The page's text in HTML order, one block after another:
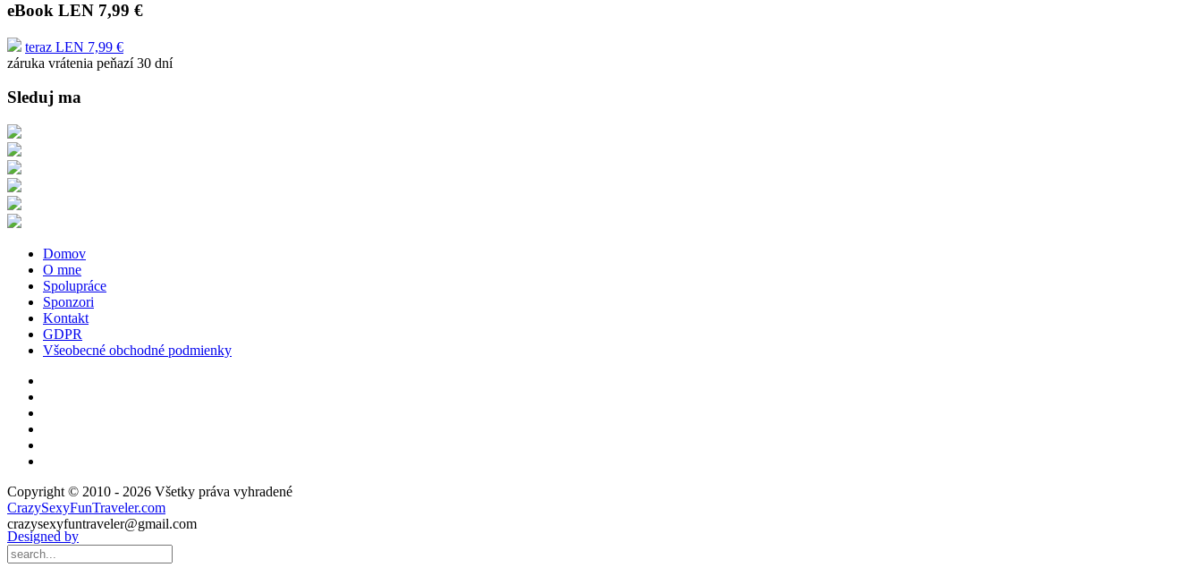
eBook LEN 7,99 €
teraz LEN 7,99 €
záruka vrátenia peňazí 30 dní
Sleduj ma
Domov
O mne
Spolupráce
Sponzori
Kontakt
GDPR
Všeobecné obchodné podmienky
Copyright © 2010 - 2026 Všetky práva vyhradené
CrazySexyFunTraveler.com
crazysexyfuntraveler@gmail.com
Designed by